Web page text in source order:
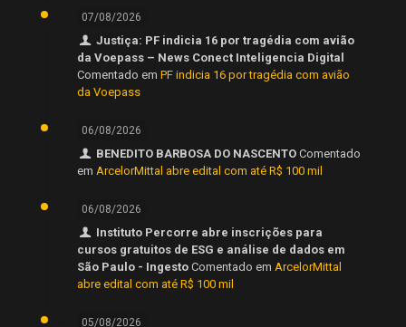
07/08/2026
Justiça: PF indicia 16 por tragédia com avião
da Voepass – News Conect Inteligencia Digital
Comentado em PF indicia 16 por tragédia com avião
da Voepass
06/08/2026
BENEDITO BARBOSA DO NASCENTO Comentado
em ArcelorMittal abre edital com até R$ 100 mil
06/08/2026
Instituto Percorre abre inscrições para
cursos gratuitos de ESG e análise de dados em
São Paulo - Ingesto Comentado em ArcelorMittal
abre edital com até R$ 100 mil
05/08/2026